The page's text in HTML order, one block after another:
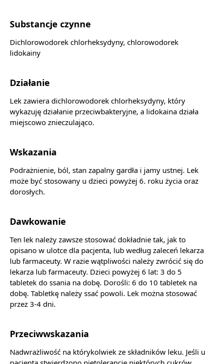
Substancje czynne
Dichlorowodorek chlorheksydyny, chlorowodorek
lidokainy
Działanie
Lek zawiera dichlorowodorek chlorheksydyny, który
wykazuję działanie przeciwbakteryjne, a lidokaina działa
miejscowo znieczulająco.
Wskazania
Podrażnienie, ból, stan zapalny gardła i jamy ustnej. Lek
może być stosowany u dzieci powyżej 6. roku życia oraz
dorosłych.
Dawkowanie
Ten lek należy zawsze stosować dokładnie tak, jak to
opisano w ulotce dla pacjenta, lub według zaleceń lekarza
lub farmaceuty. W razie wątpliwości należy zwrócić się do
lekarza lub farmaceuty. Dzieci powyżej 6 lat: 3 do 5
tabletek do ssania na dobę. Dorośli: 6 do 10 tabletek na
dobę. Tabletkę należy ssać powoli. Lek można stosować
przez 3-4 dni.
Przeciwwskazania
Nadwrażliwość na którykolwiek ze składników leku. Jeśli u